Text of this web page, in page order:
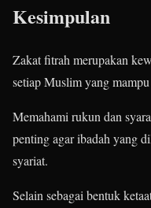
Kesimpulan
Zakat fitrah merupakan
setiap Muslim yang
Memahami rukun dan
penting agar ibadah yang
syariat.
Selain sebagai bentuk